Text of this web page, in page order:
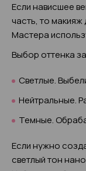
Если нависшее
часть, то
Мастера
Выбор оттенка
Светлые.
Нейтральные.
Темные.
Если нужно
светлый тон